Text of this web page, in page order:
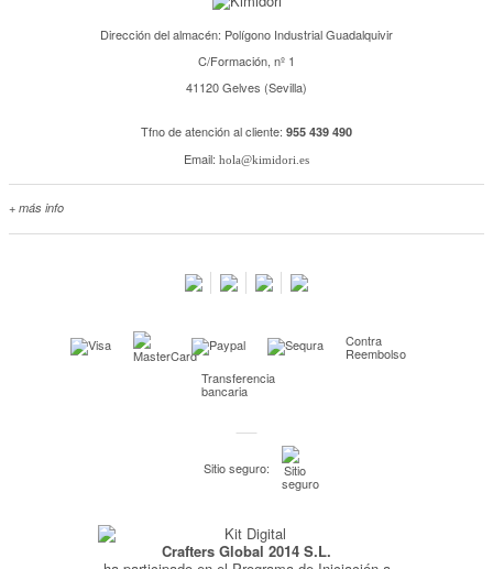
Dirección del almacén: Polígono Industrial Guadalquivir
C/Formación, nº 1
41120 Gelves (Sevilla)
Tfno de atención al cliente: 955 439 490
Email: hola@kimidori.es
+ más info
Kimidori PRINT, nuestro servicio de impresión de fotos
Pago seguro y financiación
Contra
Reembolso
Transferencia
bancaria
Sitio seguro:
Crafters Global 2014 S.L.